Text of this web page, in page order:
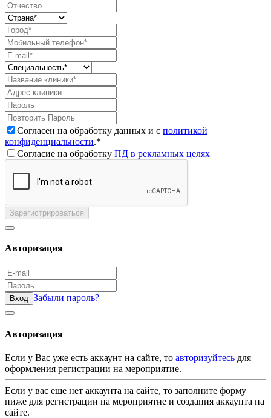
Согласен на обработку данных и с политикой
конфиденциальности.*
Согласие на обработку ПД в рекламных целях
Зарегистрироваться
Авторизация
Вход Забыли пароль?
Авторизация
Если у Вас уже есть аккаунт на сайте, то авторизуйтесь для
оформления регистрации на мероприятие.
Если у вас еще нет аккаунта на сайте, то заполните форму
ниже для регистрации на мероприятие и создания аккаунта на
сайте.